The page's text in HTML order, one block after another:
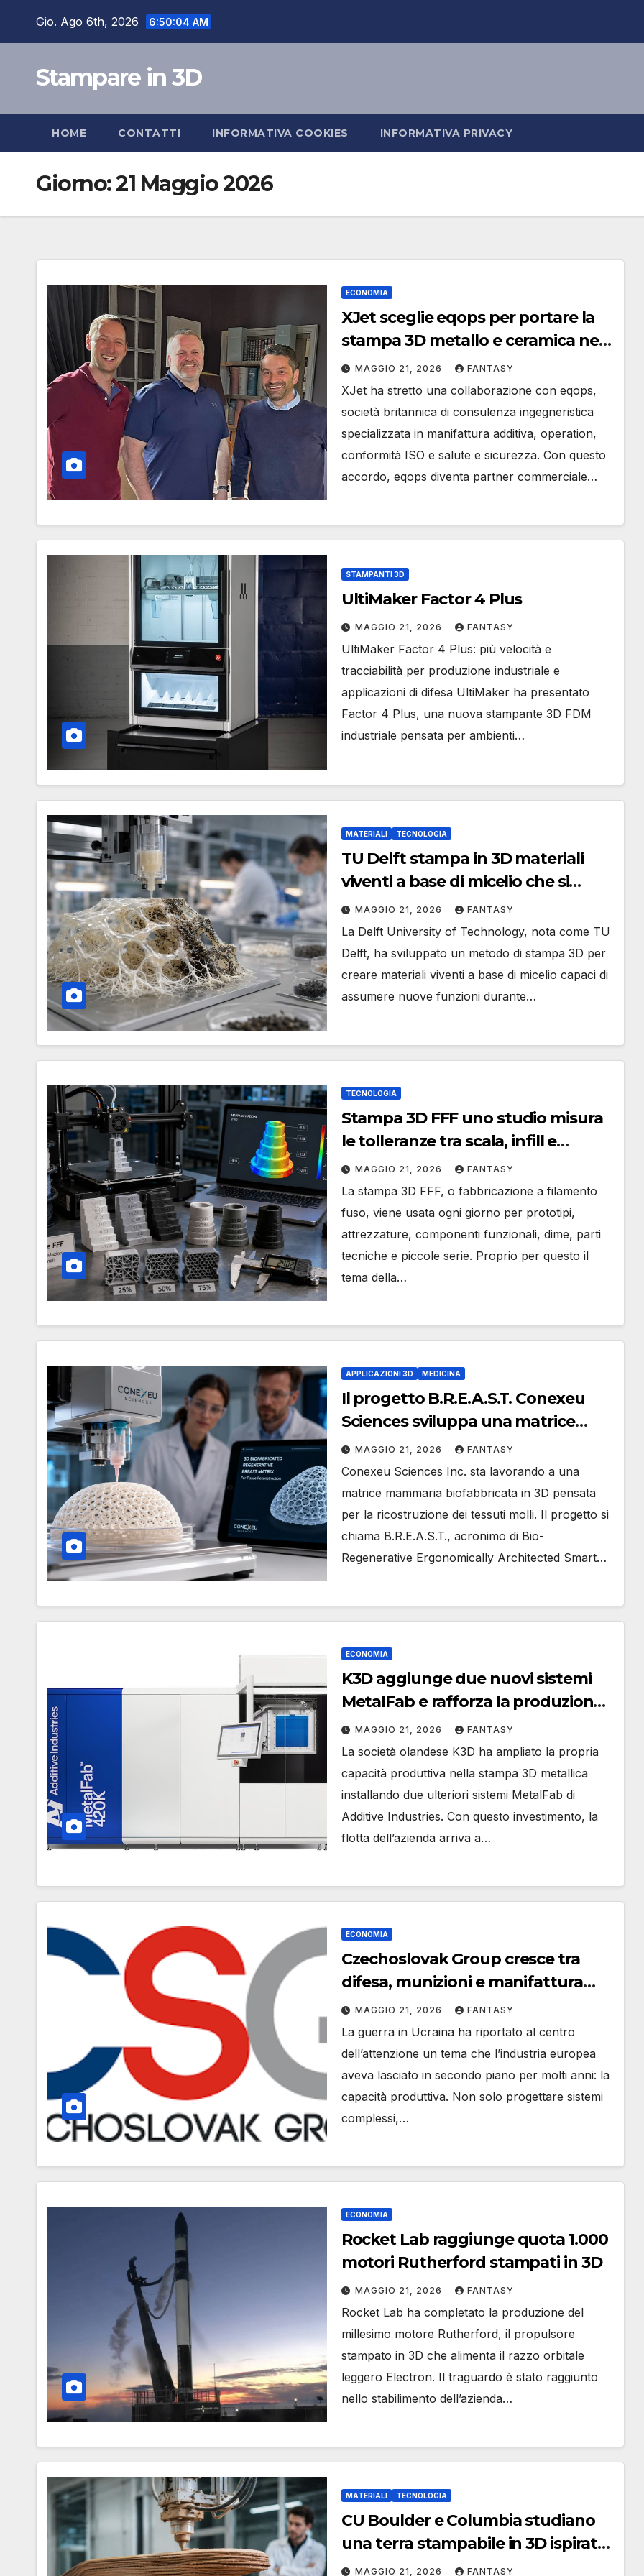
Gio. Ago 6th, 2026 6:50:05 AM
Stampare in 3D
HOME CONTATTI INFORMATIVA COOKIES INFORMATIVA PRIVACY
Giorno:21 Maggio 2026
ECONOMIA
XJet sceglie eqops per portare la
stampa 3D metallo e ceramica nel
Regno Unito e in Irlanda
MAGGIO 21, 2026 FANTASY
XJet ha stretto una collaborazione con eqops,
società britannica di consulenza ingegneristica
specializzata in manifattura additiva, operation,
conformità ISO e salute e sicurezza. Con questo
accordo, eqops diventa partner commerciale…
STAMPANTI 3D
UltiMaker Factor 4 Plus
MAGGIO 21, 2026 FANTASY
UltiMaker Factor 4 Plus: più velocità e
tracciabilità per produzione industriale e
applicazioni di difesa UltiMaker ha presentato
Factor 4 Plus, una nuova stampante 3D FDM
industriale pensata per ambienti…
MATERIALI TECNOLOGIA
TU Delft stampa in 3D materiali
viventi a base di micelio che si
funzionalizzano durante la crescita
MAGGIO 21, 2026 FANTASY
La Delft University of Technology, nota come TU
Delft, ha sviluppato un metodo di stampa 3D per
creare materiali viventi a base di micelio capaci di
assumere nuove funzioni durante…
TECNOLOGIA
Stampa 3D FFF uno studio misura
le tolleranze tra scala, infill e
materiali
MAGGIO 21, 2026 FANTASY
La stampa 3D FFF, o fabbricazione a filamento
fuso, viene usata ogni giorno per prototipi,
attrezzature, componenti funzionali, dime, parti
tecniche e piccole serie. Proprio per questo il
tema della…
APPLICAZIONI 3D MEDICINA
Il progetto B.R.E.A.S.T. Conexeu
Sciences sviluppa una matrice
mammaria stampata in 3D per la
rigenerazione dei tessuti
MAGGIO 21, 2026 FANTASY
Conexeu Sciences Inc. sta lavorando a una
matrice mammaria biofabbricata in 3D pensata
per la ricostruzione dei tessuti molli. Il progetto si
chiama B.R.E.A.S.T., acronimo di Bio-
Regenerative Ergonomically Architected Smart…
ECONOMIA
K3D aggiunge due nuovi sistemi
MetalFab e rafforza la produzione
additiva metallica nei Paesi Bassi
MAGGIO 21, 2026 FANTASY
La società olandese K3D ha ampliato la propria
capacità produttiva nella stampa 3D metallica
installando due ulteriori sistemi MetalFab di
Additive Industries. Con questo investimento, la
flotta dell’azienda arriva a…
ECONOMIA
Czechoslovak Group cresce tra
difesa, munizioni e manifattura
avanzata
MAGGIO 21, 2026 FANTASY
La guerra in Ucraina ha riportato al centro
dell’attenzione un tema che l’industria europea
aveva lasciato in secondo piano per molti anni: la
capacità produttiva. Non solo progettare sistemi
complessi,…
ECONOMIA
Rocket Lab raggiunge quota 1.000
motori Rutherford stampati in 3D
MAGGIO 21, 2026 FANTASY
Rocket Lab ha completato la produzione del
millesimo motore Rutherford, il propulsore
stampato in 3D che alimenta il razzo orbitale
leggero Electron. Il traguardo è stato raggiunto
nello stabilimento dell’azienda…
MATERIALI TECNOLOGIA
CU Boulder e Columbia studiano
una terra stampabile in 3D ispirata
ai materiali naturali
MAGGIO 21, 2026 FANTASY